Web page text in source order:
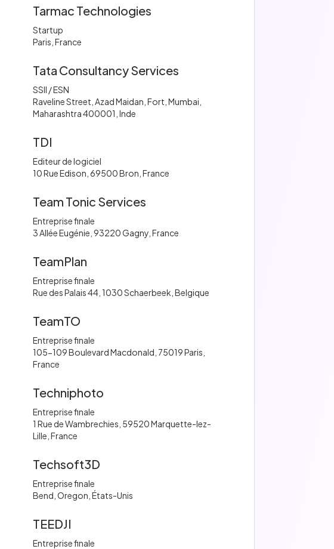
Tarmac Technologies
Startup
Paris, France
Tata Consultancy Services
SSII / ESN
Raveline Street, Azad Maidan, Fort, Mumbai,
Maharashtra 400001, Inde
TDI
Editeur de logiciel
10 Rue Edison, 69500 Bron, France
Team Tonic Services
Entreprise finale
3 Allée Eugénie, 93220 Gagny, France
TeamPlan
Entreprise finale
Rue des Palais 44, 1030 Schaerbeek, Belgique
TeamTO
Entreprise finale
105-109 Boulevard Macdonald, 75019 Paris,
France
Techniphoto
Entreprise finale
1 Rue de Wambrechies, 59520 Marquette-lez-
Lille, France
Techsoft3D
Entreprise finale
Bend, Oregon, États-Unis
TEEDJI
Entreprise finale